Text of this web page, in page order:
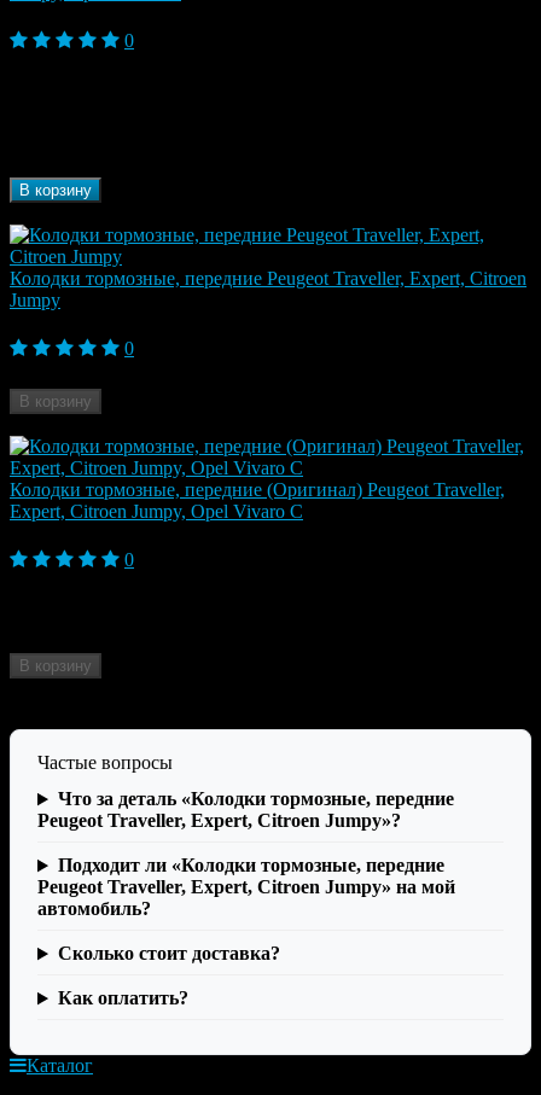
0
В корзину
Колодки тормозные, передние Peugeot Traveller, Expert, Citroen
Jumpy
0
В корзину
Колодки тормозные, передние (Оригинал) Peugeot Traveller,
Expert, Citroen Jumpy, Opel Vivaro C
0
В корзину
Частые вопросы
Что за деталь «Колодки тормозные, передние
Peugeot Traveller, Expert, Citroen Jumpy»?
Подходит ли «Колодки тормозные, передние
Peugeot Traveller, Expert, Citroen Jumpy» на мой
автомобиль?
Сколько стоит доставка?
Как оплатить?
Каталог